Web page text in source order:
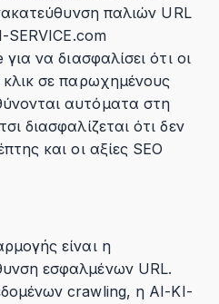
παλιών URL
SERVICE.com
να διασφαλίσει ότι οι
σε παρωχημένους
αυτόματα στη
διασφαλίζεται ότι δεν
και οι αξίες SEO
είναι η
εσφαλμένων URL.
crawling, η AI-KI-